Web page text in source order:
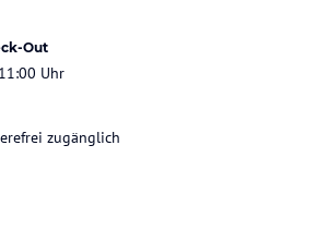
Out
Uhr
zugänglich